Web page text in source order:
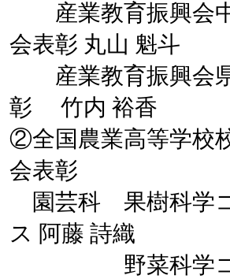
産業教育振興会
会表彰 丸山 魁斗
産業教育振興会
彰 竹内 裕香
②全国農業高等学校
会表彰
園芸科 果樹科学
ス 阿藤 詩織
野菜科学コー